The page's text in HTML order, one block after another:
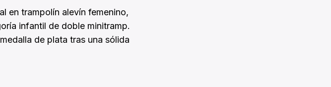
en trampolín alevín femenino,
infantil de doble minitramp.
de plata tras una sólida